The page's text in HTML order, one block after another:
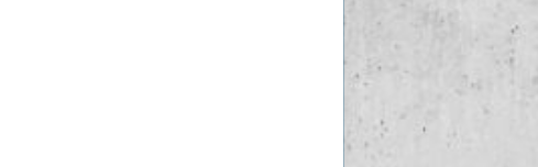
trädvård för att både
människor och träd ska
må bra. Många
fastighetsägare, bos...